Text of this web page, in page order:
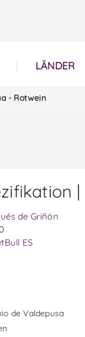
LÄNDER
- Rotwein
|
de Griñón
ES
de Valdepusa